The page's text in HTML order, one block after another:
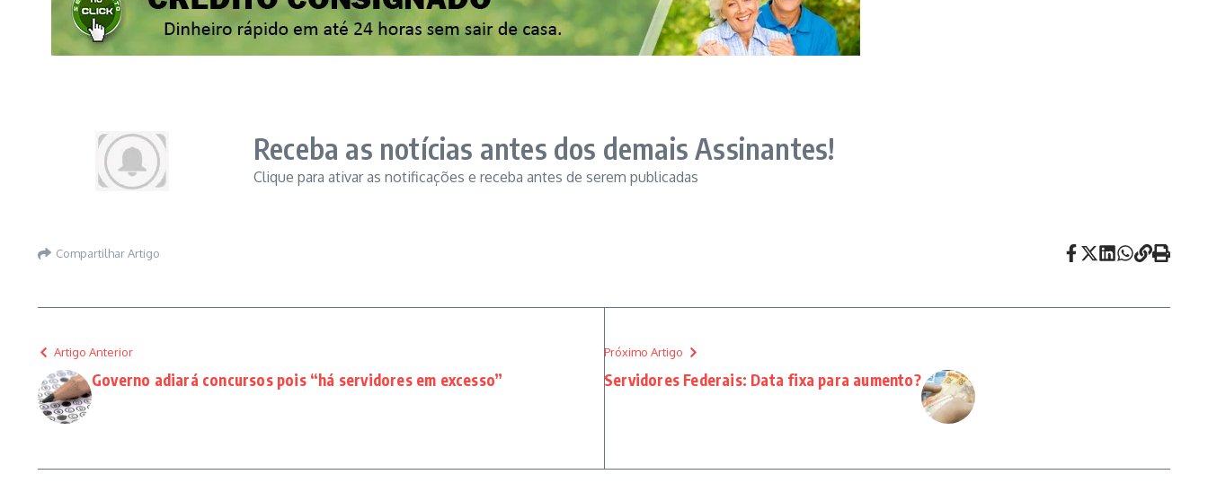
Receba as notícias antes dos demais Assinantes!
Clique para ativar as notificações e receba antes de serem publicadas
Compartilhar Artigo
Artigo Anterior
Governo adiará concursos pois “há servidores em excesso”
Próximo Artigo
Servidores Federais: Data fixa para aumento?